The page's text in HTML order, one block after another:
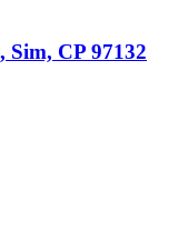
Sim, CP 97132